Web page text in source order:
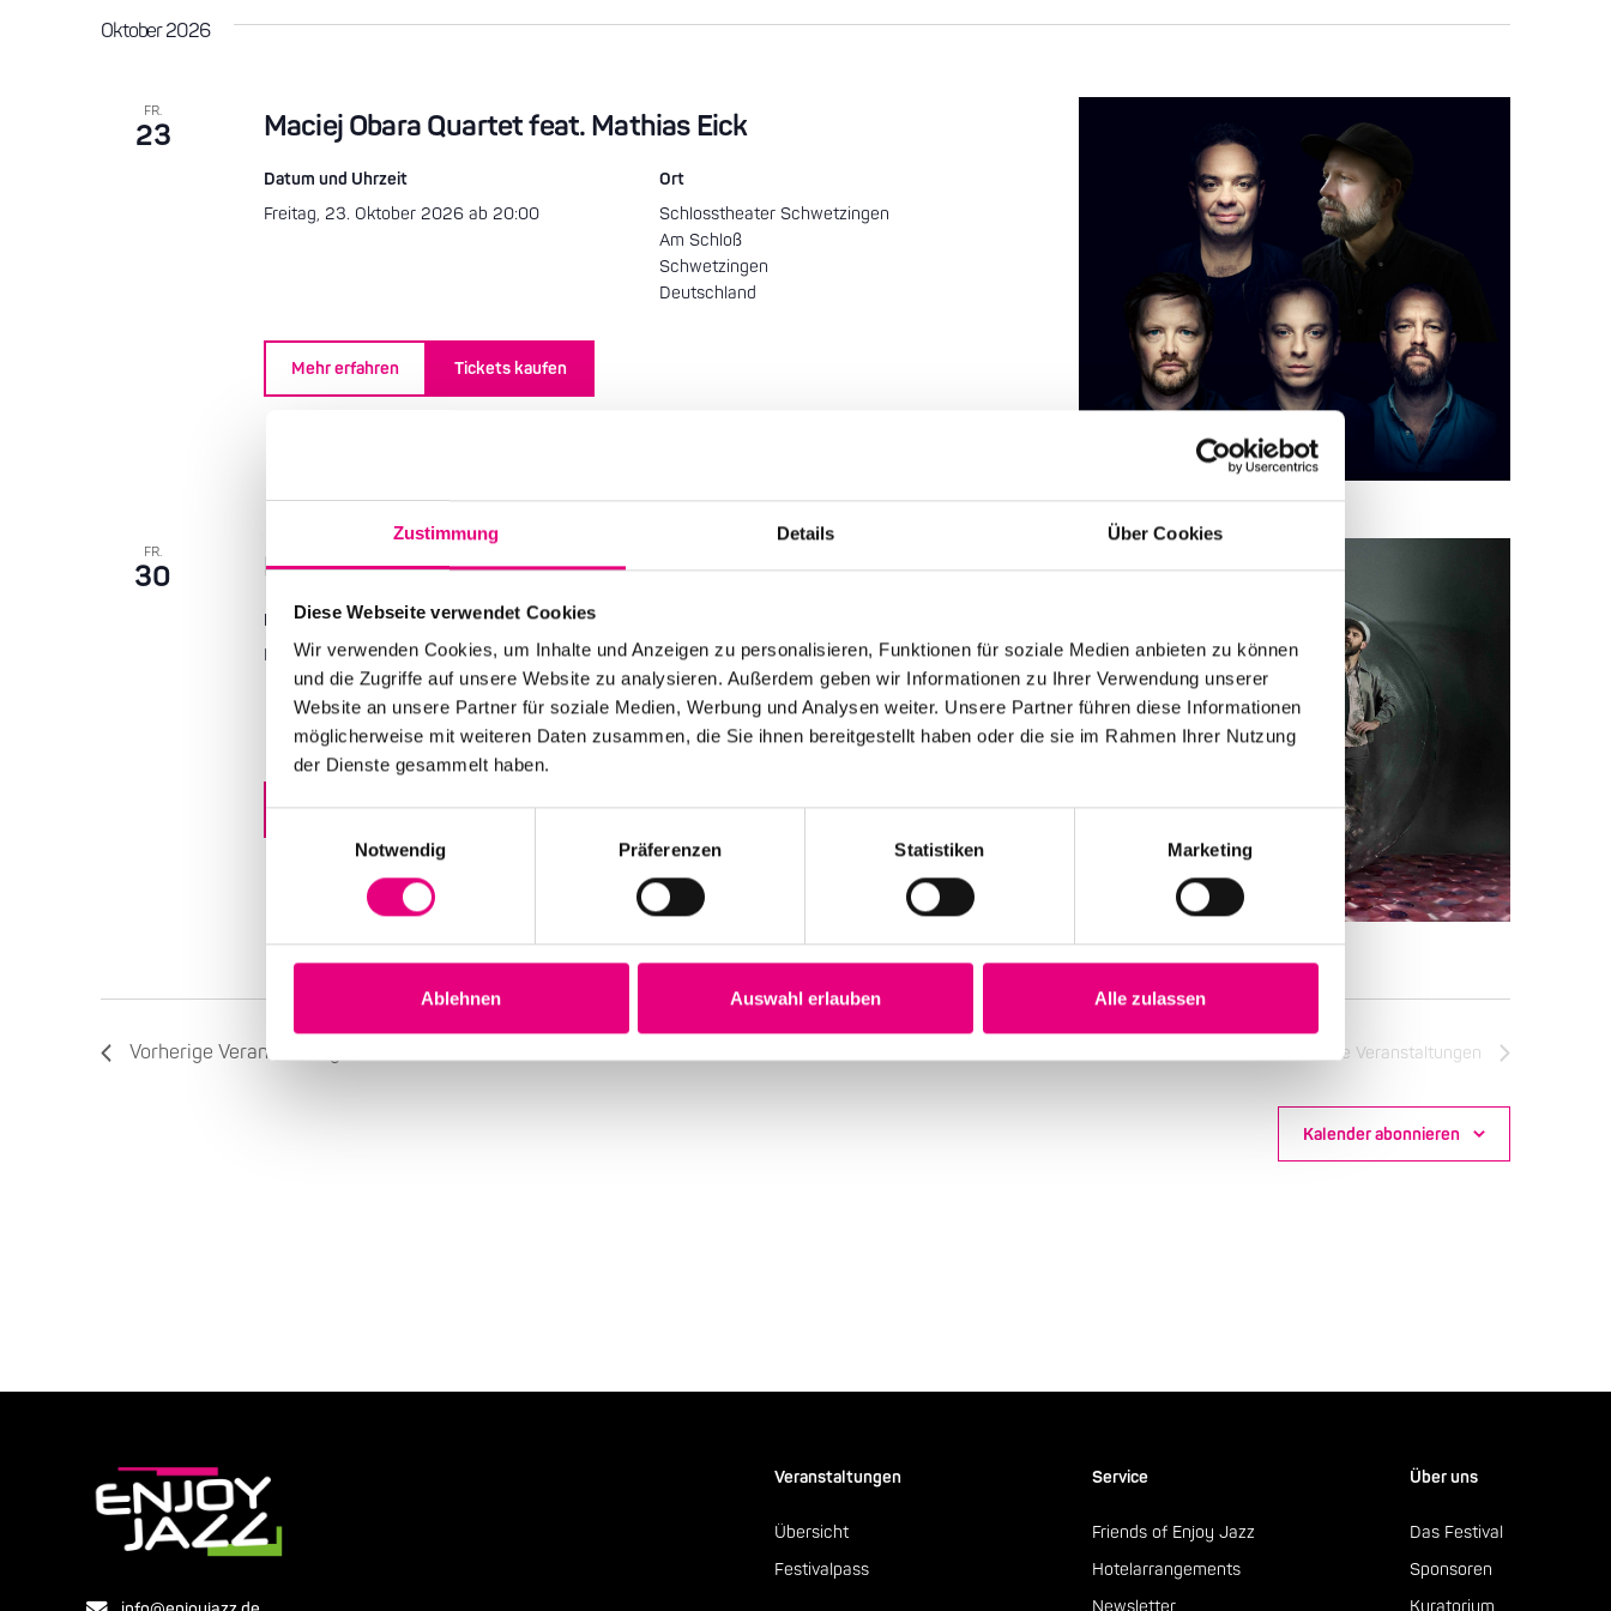
Zustimmung Details Über Cookies
Diese Webseite verwendet Cookies
Wir verwenden Cookies, um Inhalte und Anzeigen zu personalisieren, Funktionen für soziale Medien anbieten zu können
und die Zugriffe auf unsere Website zu analysieren. Außerdem geben wir Informationen zu Ihrer Verwendung unserer
Website an unsere Partner für soziale Medien, Werbung und Analysen weiter. Unsere Partner führen diese Informationen
möglicherweise mit weiteren Daten zusammen, die Sie ihnen bereitgestellt haben oder die sie im Rahmen Ihrer Nutzung
der Dienste gesammelt haben.
Notwendig
Präferenzen Statistiken Marketing
Ablehnen Auswahl erlauben Alle zulassen
Liste
Oktober 2026
FR.
23 Maciej Obara Quartet feat. Mathias Eick
Datum und Uhrzeit
Freitag, 23. Oktober 2026 ab 20:00
Ort
Schlosstheater Schwetzingen
Am Schloß
Schwetzingen
Deutschland
Mehr erfahren Tickets kaufen
FR.
30 Matti Klein Soul Trio
Datum und Uhrzeit
Freitag, 30. Oktober 2026 ab 20:00
Franz Danzi Saal
Mannheimer Str. 29
Schwetzingen
Deutschland
Mehr erfahren Tickets kaufen
Vorherige Veranstaltungen Nächste Veranstaltungen
Kalender abonnieren
Veranstaltungen
Übersicht
Festivalpass
Service
Friends of Enjoy Jazz
Hotelarrangements
Newsletter
Über uns
Das Festival
Sponsoren
Kuratorium